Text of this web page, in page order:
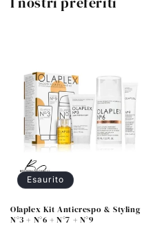
Esaurito
Olaplex Kit Anticrespo & Styling
N°3 + N°6 + N°7 + N°9